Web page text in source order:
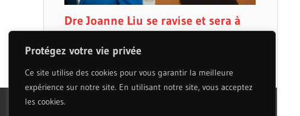
Protégez votre vie privée
Ce site utilise des cookies pour vous garantir la meilleure
expérience sur notre site. En utilisant notre site, vous acceptez
les cookies.